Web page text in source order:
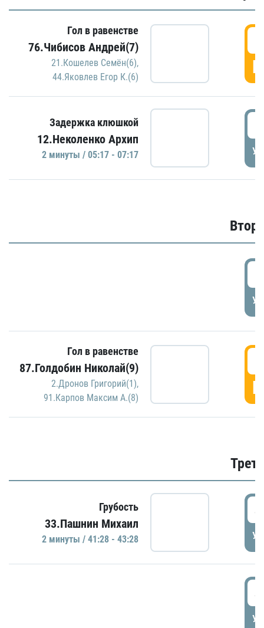
Гол в равенстве
76.Чибисов Андрей(7)
21.Кошелев Семён(6),
44.Яковлев Егор К.(6)
Задержка клюшкой
12.Неколенко Архип
2 минуты / 05:17 - 07:17
Гол в равенстве
87.Голдобин Николай(9)
2.Дронов Григорий(1),
91.Карпов Максим А.(8)
Грубость
33.Пашнин Михаил
2 минуты / 41:28 - 43:28